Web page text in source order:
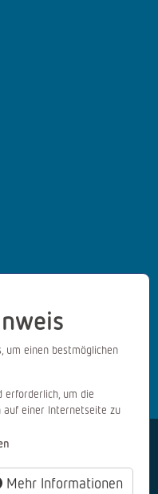
Datenschutz AGB
um einen bestmöglichen
erforderlich, um die
auf einer Internetseite zu
Mehr Informationen